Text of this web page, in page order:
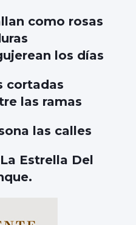
como rosas
los días
cortadas
las ramas
las calles
Estrella Del